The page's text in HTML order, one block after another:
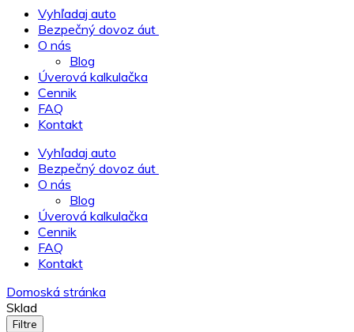
Vyhľadaj auto
Bezpečný dovoz áut
O nás
Blog
Úverová kalkulačka
Cennik
FAQ
Kontakt
Vyhľadaj auto
Bezpečný dovoz áut
O nás
Blog
Úverová kalkulačka
Cennik
FAQ
Kontakt
Domoská stránka
Sklad
Filtre